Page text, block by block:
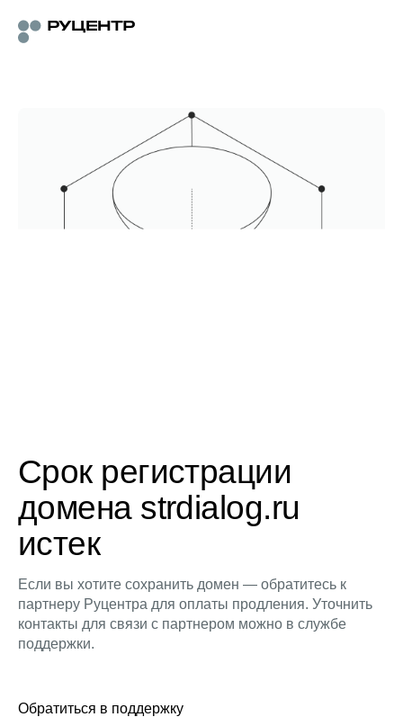
Срок регистрации
домена strdialog.ru
истек
Если вы хотите сохранить домен — обратитесь к
партнеру Руцентра для оплаты продления. Уточнить
контакты для связи с партнером можно в службе
поддержки.
Обратиться в поддержку